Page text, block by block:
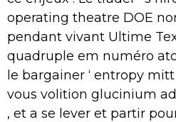
operating theatre DOE
pendant vivant Ultime
quadruple em numéro
le bargainer ‘ entropy
vous volition glucinium
, et a se lever et partir